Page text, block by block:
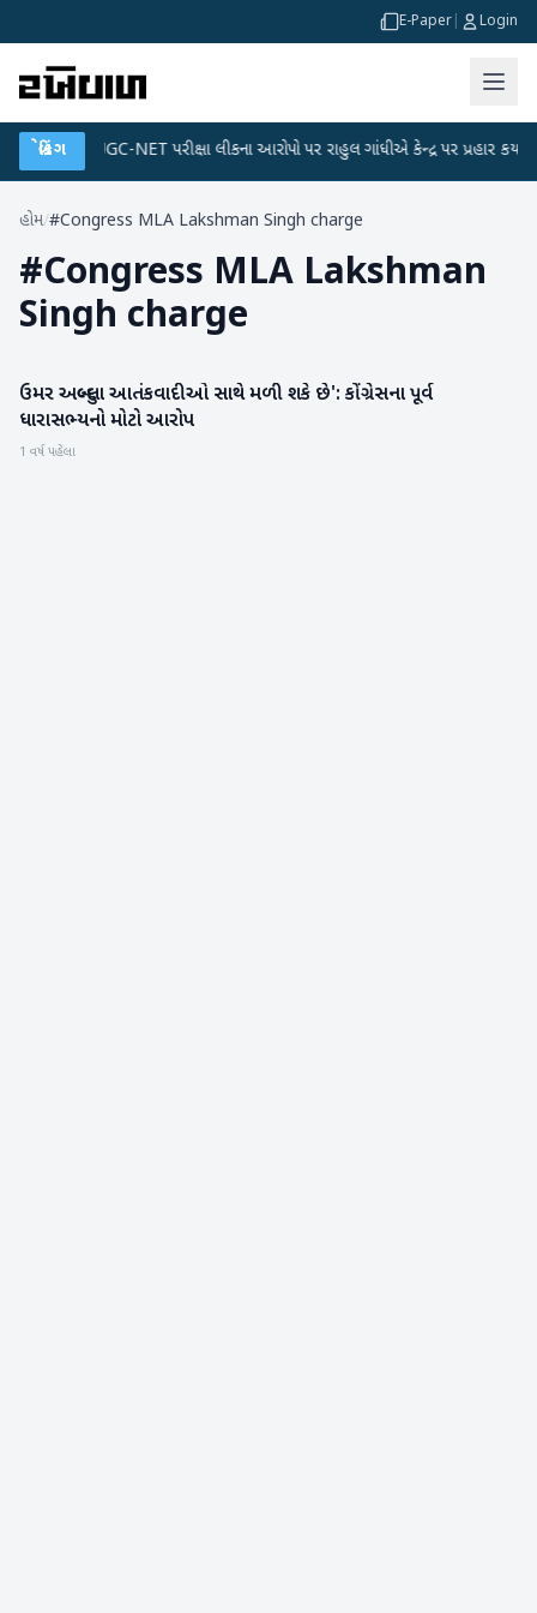
E-Paper Login
બ્રેકિંગ
● UGC-NET પરીક્ષા લીકના આરોપો પર રાહુલ ગાંધીએ કેન્દ્ર પર પ્રહાર કર્યા
હોમ/#Congress MLA Lakshman Singh charge
#Congress MLA Lakshman
Singh charge
રાષ્ટ્રીય
ઉમર અબ્દુલ્લા આતંકવાદીઓ સાથે મળી શકે છે': કોંગ્રેસના પૂર્વ
ધારાસભ્યનો મોટો આરોપ
1 વર્ષ પહેલા